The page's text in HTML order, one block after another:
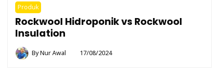
Produk
Rockwool Hidroponik vs Rockwool
Insulation
ByNur Awal 17/08/2024